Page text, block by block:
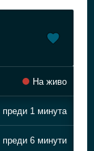
На живо
преди 1 минута
преди 6 минути